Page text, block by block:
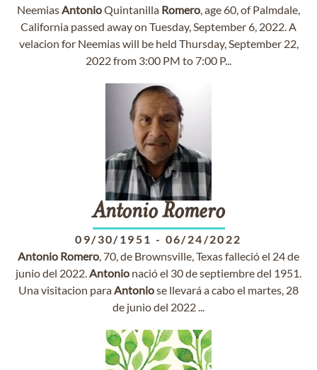
NeemiasAntonioQuintanilla Romero, age 60, of Palmdale,
California passed away on Tuesday, September 6, 2022. A
velacion for Neemias will be held Thursday, September 22,
2022 from 3:00 PM to 7:00 P...
Antonio Romero
09/30/1951 - 06/24/2022
Antonio Romero, 70, de Brownsville, Texas falleció el 24 de
junio del 2022.Antonio nació el 30 de septiembre del 1951.
Una visitacion paraAntoniose llevará a cabo el martes, 28
de junio del 2022 ...